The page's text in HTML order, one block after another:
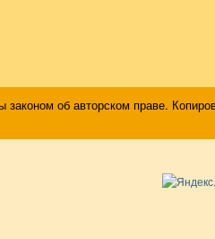
об авторском праве.